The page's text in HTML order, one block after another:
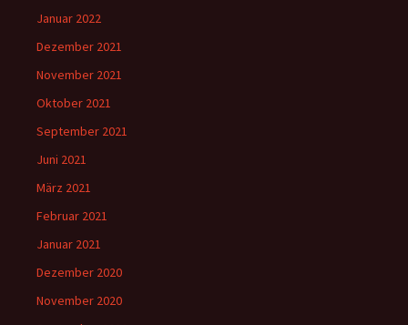
Januar 2022
Dezember 2021
November 2021
Oktober 2021
September 2021
Juni 2021
März 2021
Februar 2021
Januar 2021
Dezember 2020
November 2020